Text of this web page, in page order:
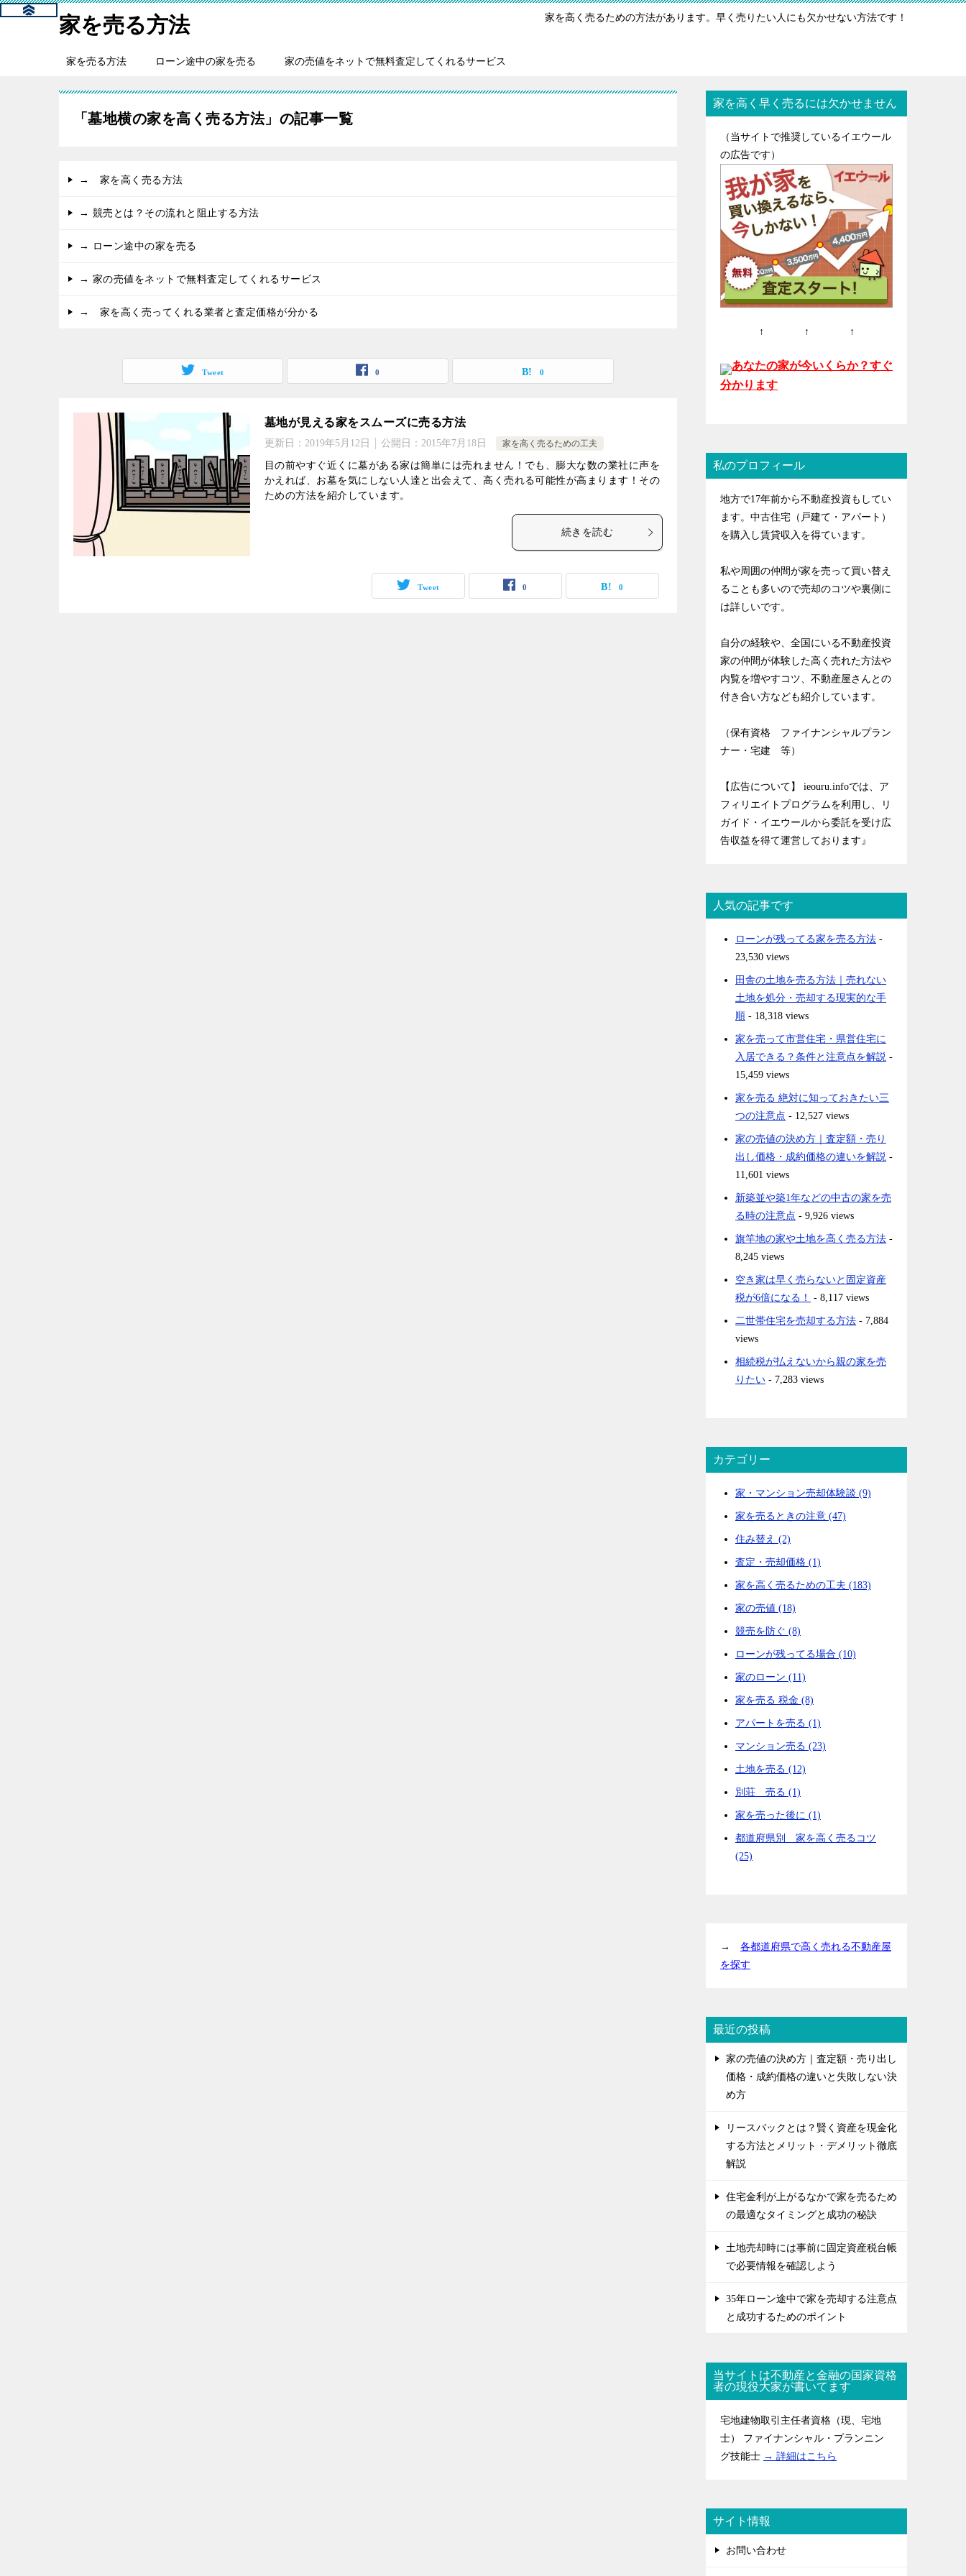
家を売る方法 家を高く売るための方法があります。早く売りたい人にも欠かせない方法です！
家を売る方法 ローン途中の家を売る 家の売値をネットで無料査定してくれるサービス
「墓地横の家を高く売る方法」の記事一覧
→ 家を高く売る方法
→ 競売とは？その流れと阻止する方法
→ ローン途中の家を売る
→ 家の売値をネットで無料査定してくれるサービス
→ 家を高く売ってくれる業者と査定価格が分かる
Tweet 0 0
墓地が見える家をスムーズに売る方法
更新日： 2019年5月12日 公開日： 2015年7月18日 家を高く売るための工夫
目の前やすぐ近くに墓がある家は簡単には売れません！でも、膨大な数の業社に声を
かえれば、お墓を気にしない人達と出会えて、高く売れる可能性が高まります！その
ための方法を紹介しています。
続きを読む
Tweet 0 0
家を高く早く売るには欠かせません
（当サイトで推奨しているイエウール
の広告です）
↑ ↑ ↑
あなたの家が今いくらか？すぐ
分かります
私のプロフィール
地方で17年前から不動産投資もしてい
ます。中古住宅（戸建て・アパート）
を購入し賃貸収入を得ています。
私や周囲の仲間が家を売って買い替え
ることも多いので売却のコツや裏側に
は詳しいです。
自分の経験や、全国にいる不動産投資
家の仲間が体験した高く売れた方法や
内覧を増やすコツ、不動産屋さんとの
付き合い方なども紹介しています。
（保有資格 ファイナンシャルプラン
ナー・宅建 等）
【広告について】 ieouru.infoでは、ア
フィリエイトプログラムを利用し、リ
ガイド・イエウールから委託を受け広
告収益を得て運営しております』
人気の記事です
ローンが残ってる家を売る方法 -
23,530 views
田舎の土地を売る方法｜売れない
土地を処分・売却する現実的な手
順 - 18,318 views
家を売って市営住宅・県営住宅に
入居できる？条件と注意点を解説 -
15,459 views
家を売る 絶対に知っておきたい三
つの注意点 - 12,527 views
家の売値の決め方｜査定額・売り
出し価格・成約価格の違いを解説 -
11,601 views
新築並や築1年などの中古の家を売
る時の注意点 - 9,926 views
旗竿地の家や土地を高く売る方法 -
8,245 views
空き家は早く売らないと固定資産
税が6倍になる！
- 8,117 views
二世帯住宅を売却する方法 - 7,884
views
相続税が払えないから親の家を売
りたい - 7,283 views
カテゴリー
家・マンション売却体験談 (9)
家を売るときの注意 (47)
住み替え (2)
査定・売却価格 (1)
家を高く売るための工夫 (183)
家の売値 (18)
競売を防ぐ (8)
ローンが残ってる場合 (10)
家のローン (11)
家を売る 税金 (8)
アパートを売る (1)
マンション売る (23)
土地を売る (12)
別荘 売る (1)
家を売った後に (1)
都道府県別 家を高く売るコツ
(25)
→ 各都道府県で高く売れる不動産屋
を探す
最近の投稿
家の売値の決め方｜査定額・売り出し
価格・成約価格の違いと失敗しない決
め方
リースバックとは？賢く資産を現金化
する方法とメリット・デメリット徹底
解説
住宅金利が上がるなかで家を売るため
の最適なタイミングと成功の秘訣
土地売却時には事前に固定資産税台帳
で必要情報を確認しよう
35年ローン途中で家を売却する注意点
と成功するためのポイント
当サイトは不動産と金融の国家資格
者の現役大家が書いてます
宅地建物取引主任者資格（現、宅地
士） ファイナンシャル・プランニン
グ技能士 → 詳細はこちら
サイト情報
お問い合わせ